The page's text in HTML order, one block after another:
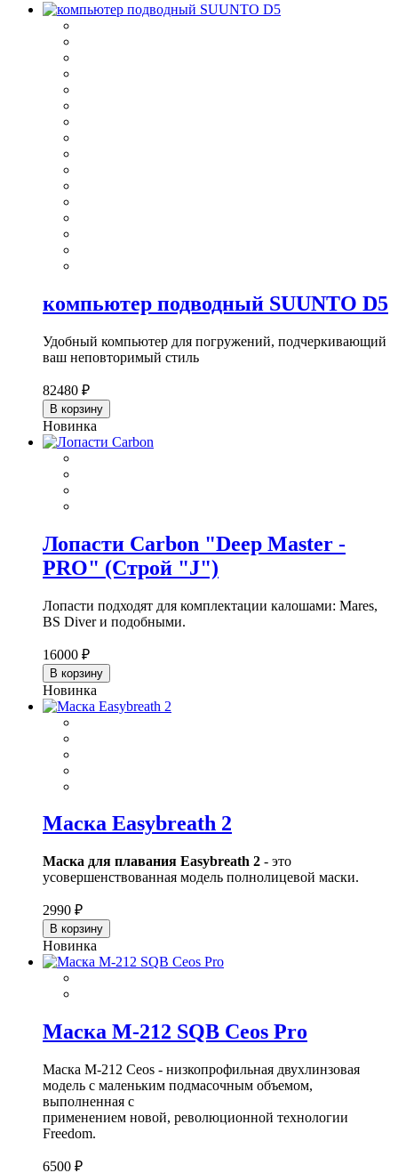
компьютер подводный SUUNTO D5
Удобный компьютер для погружений, подчеркивающий
ваш неповторимый стиль
82480 ₽
В корзину
Новинка
Лопасти Carbon "Deep Master -
PRO" (Строй "J")
Лопасти подходят для комплектации калошами: Mares,
BS Diver и подобными.
16000 ₽
В корзину
Новинка
Маска Easybreath 2
Маска для плавания Easybreath 2 - это
усовершенствованная модель полнолицевой маски.
2990 ₽
В корзину
Новинка
Маска M-212 SQB Ceos Pro
Маска M-212 Ceos - низкопрофильная двухлинзовая
модель с маленьким подмасочным объемом,
выполненная с
применением новой, революционной технологии
Freedom.
6500 ₽